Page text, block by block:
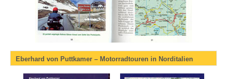
Eberhard von Puttkamer – Motorradtouren in Norditalien